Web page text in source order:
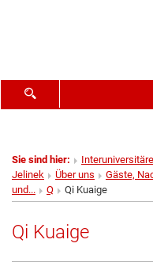
SUCHFORMULAR
Sie sind hier:
Jelinek
Über uns
Gäste,
und...
Q Qi Kuaige
Qi Kuaige